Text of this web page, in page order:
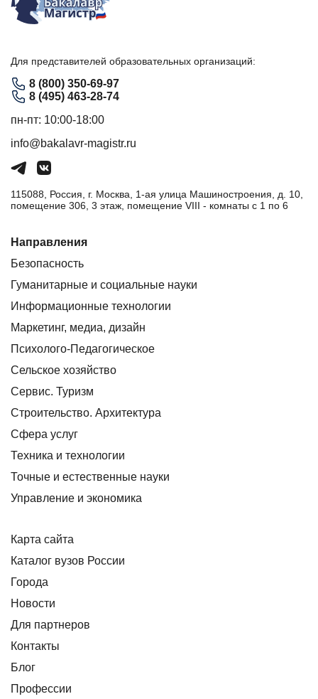
Для представителей образовательных организаций:
8 (800) 350-69-97
8 (495) 463-28-74
пн-пт: 10:00-18:00
info@bakalavr-magistr.ru
115088, Россия, г. Москва, 1-ая улица Машиностроения, д. 10,
помещение 306, 3 этаж, помещение VIII - комнаты с 1 по 6
Направления
Безопасность
Гуманитарные и социальные науки
Информационные технологии
Маркетинг, медиа, дизайн
Психолого-Педагогическое
Сельское хозяйство
Сервис. Туризм
Строительство. Архитектура
Сфера услуг
Техника и технологии
Точные и естественные науки
Управление и экономика
Карта сайта
Каталог вузов России
Города
Новости
Для партнеров
Контакты
Блог
Профессии